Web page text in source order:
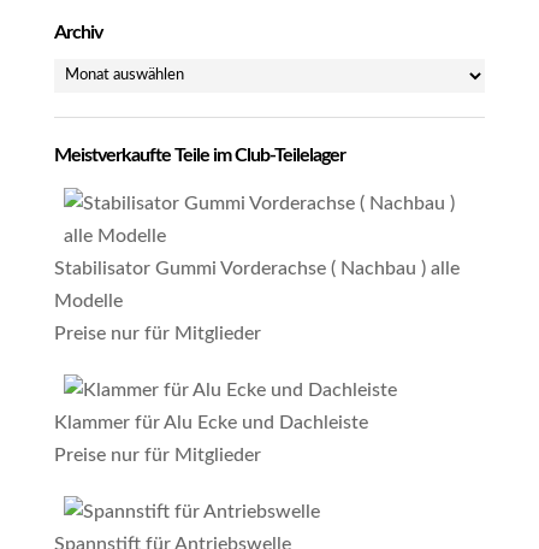
Archiv
Archiv
Meistverkaufte Teile im Club-Teilelager
Stabilisator Gummi Vorderachse ( Nachbau ) alle
Modelle
Preise nur für Mitglieder
Klammer für Alu Ecke und Dachleiste
Preise nur für Mitglieder
Spannstift für Antriebswelle